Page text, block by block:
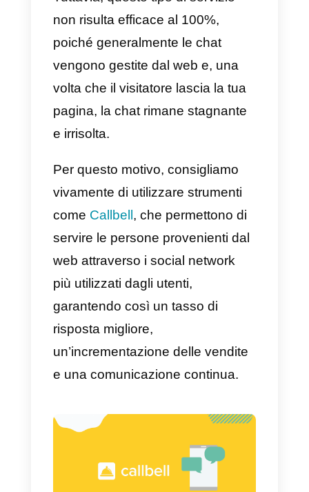
automatico che assegna
automaticamente le
conversazioni, una chat interna
tra agenti, una derivazione di
conversazioni e tutto questo in
Centralizza tutte le conversazioni
provenienti dai diversi social
network in un’unica casella di
posta, dove i messaggi verranno
assegnati agli agenti di supporto
disponibili e operanti nella tua